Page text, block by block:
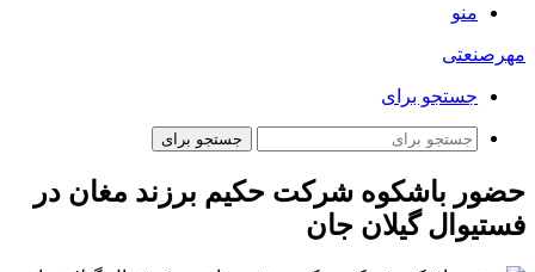
منو
مهرصنعتی
جستجو برای
جستجو برای
حضور باشکوه شرکت حکیم برزند مغان در
فستیوال گیلان جان